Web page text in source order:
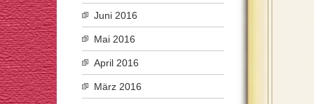
Juni 2016
Mai 2016
April 2016
März 2016